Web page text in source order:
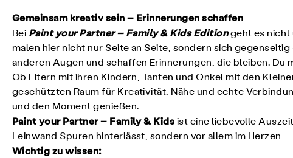
Gemeinsam kreativ sein – Erinnerungen schaffen
Bei Paint your Partner – Family & Kids Editiongeht es nicht
malen hier nicht nur Seite an Seite, sondern sich
anderen Augen und schaffen Erinnerungen, die bleiben.
Ob Eltern mit ihren Kindern, Tanten und Onkel mit den
geschützten Raum für Kreativität, Nähe und echte
und den Moment genießen.
Paint your Partner – Family & Kids ist eine liebevolle
Leinwand Spuren hinterlässt, sondern vor allem im Herzen
Wichtig zu wissen: